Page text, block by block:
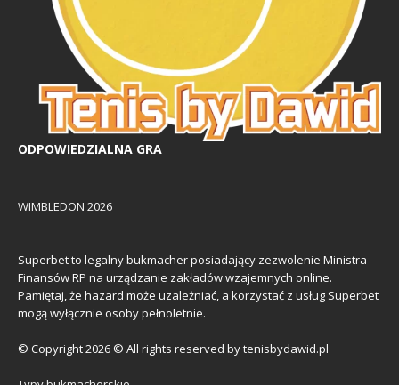
ODPOWIEDZIALNA GRA
WIMBLEDON 2026
Superbet to legalny bukmacher posiadający zezwolenie Ministra
Finansów RP na urządzanie zakładów wzajemnych online.
Pamiętaj, że hazard może uzależniać, a korzystać z usług Superbet
mogą wyłącznie osoby pełnoletnie.
© Copyright 2026 © All rights reserved by tenisbydawid.pl